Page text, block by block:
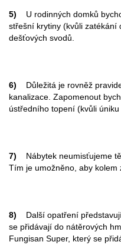
5) U rodinných domků
střešní krytiny (kvůli zatékání
dešťových svodů.
6) Důležitá je rovněž
kanalizace. Zapomenout
ústředního topení (kvůli
7) Nábytek neumisťujeme
Tím je umožněno, aby kolem
8) Další opatření
se přidávají do nátěrových
Fungisan Super, který se